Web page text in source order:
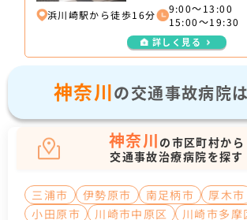
浜川崎駅から徒歩16分
9:00～13:00
15:00～19:30
詳しく見る
神奈川の交通事故病院
神奈川 の市区町村から
交通事故治療病院を探す
三浦市 伊勢原市 南足柄市 厚木市
小田原市
川崎市中原区
川崎市多摩